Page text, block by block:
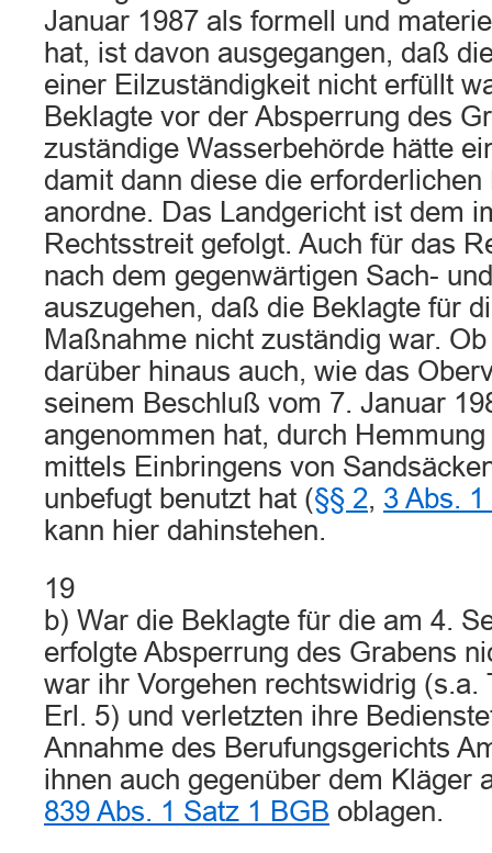
Januar 1987 als formell und
hat, ist davon ausgegangen, daß
einer Eilzuständigkeit nicht erfüllt
Beklagte vor der Absperrung des
zuständige Wasserbehörde hätte
damit dann diese die
anordne. Das Landgericht ist dem
Rechtsstreit gefolgt. Auch für das
nach dem gegenwärtigen Sach-
auszugehen, daß die Beklagte für
Maßnahme nicht zuständig war.
darüber hinaus auch, wie das
seinem Beschluß vom 7. Januar
angenommen hat, durch
mittels Einbringens von
unbefugt benutzt hat (§§ 2, 3 Abs. 1
kann hier dahinstehen.
19
b) War die Beklagte für die am 4.
erfolgte Absperrung des Grabens
war ihr Vorgehen rechtswidrig (s.a.
Erl. 5) und verletzten ihre
Annahme des Berufungsgerichts
ihnen auch gegenüber dem Kläger
839 Abs. 1 Satz 1 BGB oblagen.